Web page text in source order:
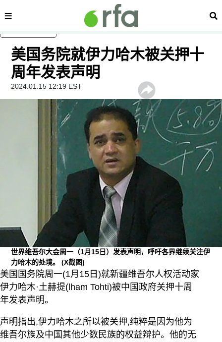
内容分类 搜
美国务院就伊力哈木被关押十
周年发表声明
2024.01.15 12:19 EST
世界维吾尔大会周一（1月15日）发表声明，呼吁各界继续关注伊
力哈木的处境。(X截图)
美国国务院周一(1月15日)就新疆维吾尔人权活动家
伊力哈木·土赫提(lham Tohti)被中国政府关押十周
年发表声明。
声明指出,伊力哈木之所以被关押,纯粹是因为他为
维吾尔族及中国其他少数民族的权益辩护。他的无